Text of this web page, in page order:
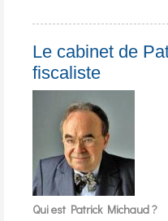
Le cabinet de
fiscaliste
Qui est Patrick Michaud ?